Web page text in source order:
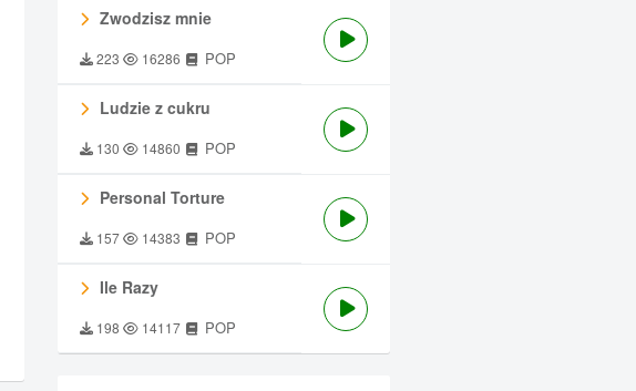
Zwodzisz mnie
223 16286 POP
Ludzie z cukru
130 14860 POP
Personal Torture
157 14383 POP
Ile Razy
198 14117 POP